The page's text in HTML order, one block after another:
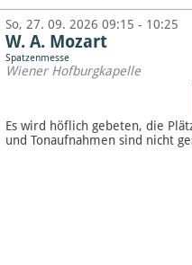
So, 27. 09. 2026 09:15 - 10:25
W. A. Mozart
Spatzenmesse
Wiener Hofburgkapelle
Es wird höflich gebeten, die
und Tonaufnahmen sind nicht